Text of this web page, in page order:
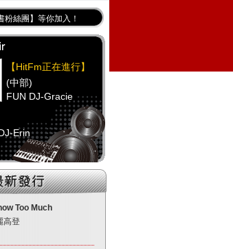
粉絲團】等你加入！
》好音樂千萬別錯過！
惠訊息都在這！
新鮮又好玩快加入！
【HitFm正在進行】
(中部)
FUN DJ-Gracie
Erin
【HitFm正在進行】
(南部)
午餐DJ(代班)-韋恩
菲菲
Too Much
高登